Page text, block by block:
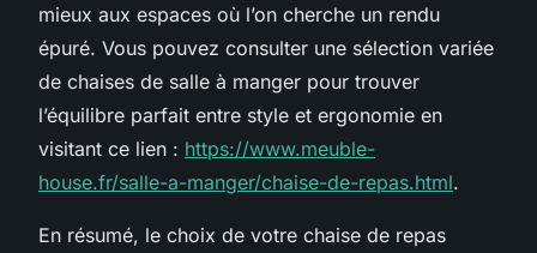
mieux aux espaces où l’on cherche un rendu
épuré. Vous pouvez consulter une sélection variée
de chaises de salle à manger pour trouver
l’équilibre parfait entre style et ergonomie en
visitant ce lien : https://www.meuble-
house.fr/salle-a-manger/chaise-de-repas.html.
En résumé, le choix de votre chaise de repas